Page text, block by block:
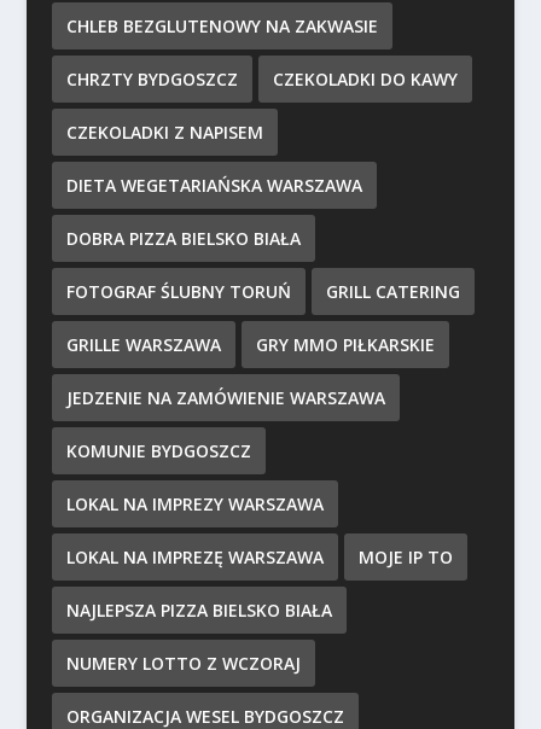
CHLEB BEZGLUTENOWY NA ZAKWASIE
CHRZTY BYDGOSZCZ CZEKOLADKI DO KAWY
CZEKOLADKI Z NAPISEM
DIETA WEGETARIAŃSKA WARSZAWA
DOBRA PIZZA BIELSKO BIAŁA
FOTOGRAF ŚLUBNY TORUŃ GRILL CATERING
GRILLE WARSZAWA GRY MMO PIŁKARSKIE
JEDZENIE NA ZAMÓWIENIE WARSZAWA
KOMUNIE BYDGOSZCZ
LOKAL NA IMPREZY WARSZAWA
LOKAL NA IMPREZĘ WARSZAWA MOJE IP TO
NAJLEPSZA PIZZA BIELSKO BIAŁA
NUMERY LOTTO Z WCZORAJ
ORGANIZACJA WESEL BYDGOSZCZ